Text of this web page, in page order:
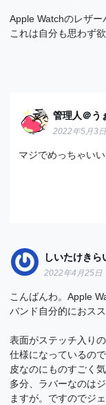
Apple Watchのレザー
これは自分も思わず
管理人＠う
2022年5月3日
マジでめっちゃいい
しいたけきら
2022年4月25日
こんばんわ。Apple
バンド自分的におスス
表面がステッチ入り
仕様になっているので
皮なのにものすごく
多分、ラバーなのは
ますが。ですのでジ